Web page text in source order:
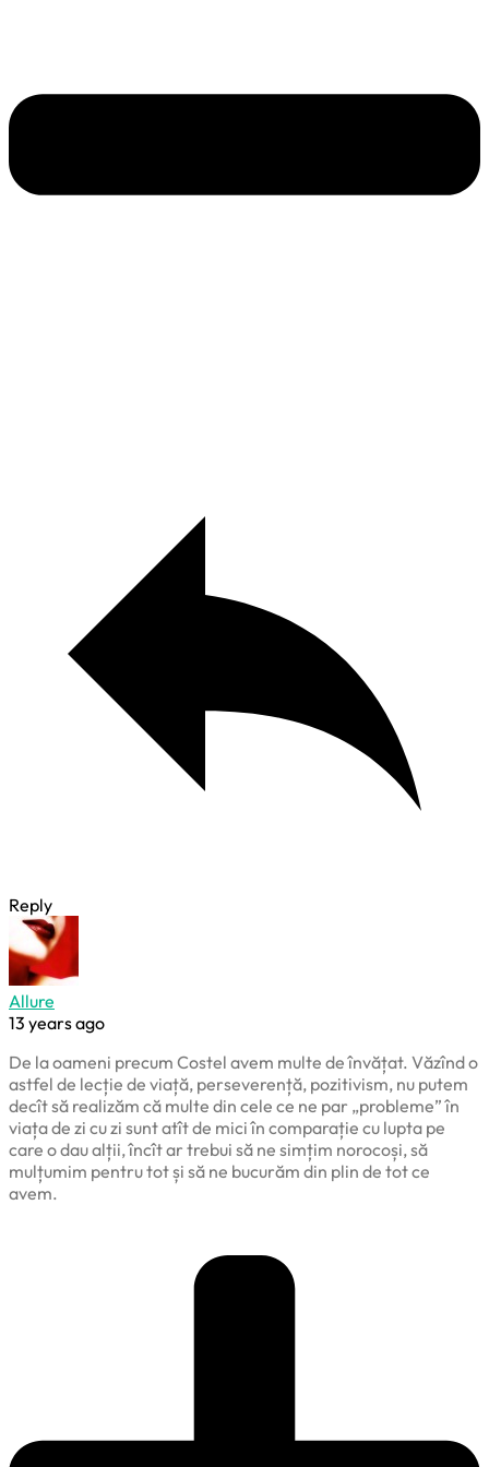
Reply
Allure
13 years ago
De la oameni precum Costel avem multe de învățat. Văzînd o
astfel de lecție de viață, perseverență, pozitivism, nu putem
decît să realizăm că multe din cele ce ne par „probleme” în
viața de zi cu zi sunt atît de mici în comparație cu lupta pe
care o dau alții, încît ar trebui să ne simțim norocoși, să
mulțumim pentru tot și să ne bucurăm din plin de tot ce
avem.